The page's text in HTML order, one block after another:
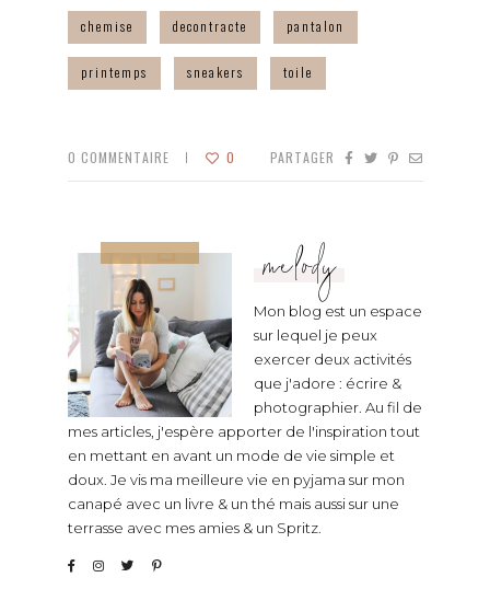
chemise decontracte pantalon
printemps sneakers toile
0 COMMENTAIRE 0 PARTAGER
melody
Mon blog est un espace
sur lequel je peux
exercer deux activités
que j'adore : écrire &
photographier. Au fil de
mes articles, j'espère apporter de l'inspiration tout
en mettant en avant un mode de vie simple et
doux. Je vis ma meilleure vie en pyjama sur mon
canapé avec un livre & un thé mais aussi sur une
terrasse avec mes amies & un Spritz.